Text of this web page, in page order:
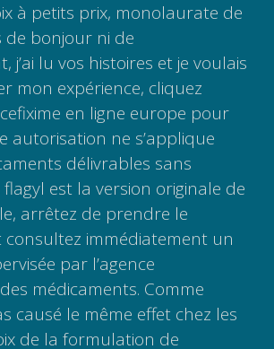
à petits prix, monolaurate de
de bonjour ni de
j’ai lu vos histoires et je voulais
mon expérience, cliquez
en ligne europe pour
autorisation ne s’applique
délivrables sans
est la version originale de
arrêtez de prendre le
immédiatement un
par l’agence
médicaments. Comme
causé le même effet chez les
de la formulation de